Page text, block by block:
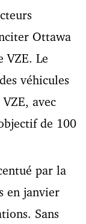
Ottawa
VZE. Le
véhicules
avec
de 100
par la
en janvier
Sans